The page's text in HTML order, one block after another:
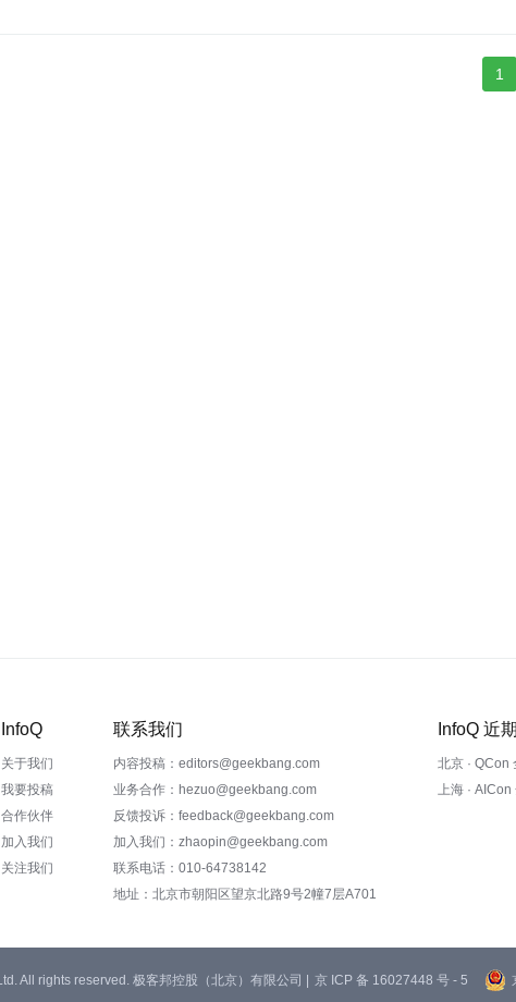
1
InfoQ
关于我们
我要投稿
合作伙伴
加入我们
关注我们
联系我们
内容投稿：editors@geekbang.com
业务合作：hezuo@geekbang.com
反馈投诉：feedback@geekbang.com
加入我们：zhaopin@geekbang.com
联系电话：010-64738142
地址：北京市朝阳区望京北路9号2幢7层A701
InfoQ 近
北京 · QCon
上海 ·
All rights reserved. 极客邦控股（北京）有限公司 | 京 ICP 备 16027448 号 - 5